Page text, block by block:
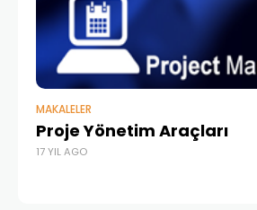
MAKALELER
Proje Yönetim Araçları
17 YIL AGO